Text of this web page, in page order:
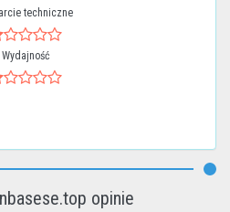
techniczne
Wydajność
opinie